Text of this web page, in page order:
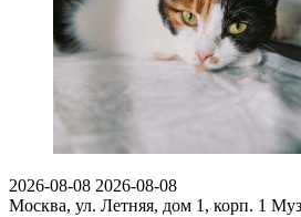
2026-08-08 2026-08-08
Москва, ул. Летняя, дом 1, корп. 1